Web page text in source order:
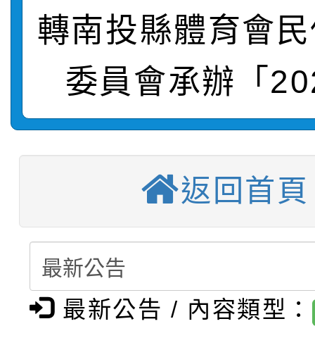
城市手牽手，綠能透明
畫影片一案
轉知：「115學年度全
劇比賽實施要點」及修
表
轉知：桃園市115年度
敬師藝文競賽』實施計
【甄選結果(第11招)】
結果(第11招)
學年度第1學期第9次
【甄選結果(第4招)】
結果(第4招)
學年度第1學期第7次代
結果(第12招)
轉知：桃園市115學年
賽及師生本土語及新住
轉知：「桃園市115學
轉南投縣體育會
委員會承辦「
返回首頁
最新公告 / 內容類型：